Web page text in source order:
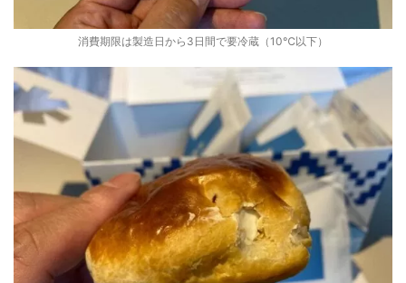
消費期限は製造日から3日間で要冷蔵（10℃以下）